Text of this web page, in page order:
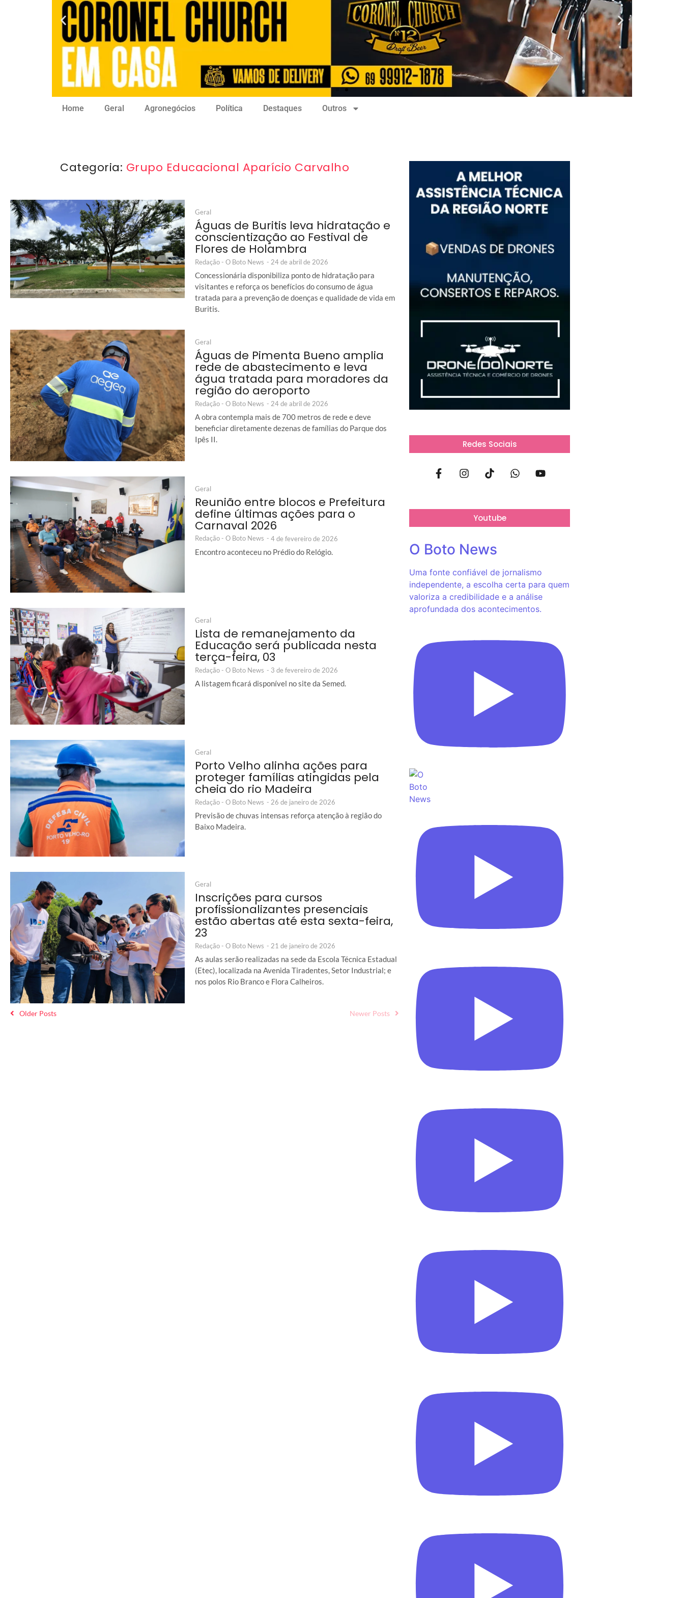
Home Geral Agronegócios Política Destaques Outros
Categoria: Grupo Educacional Aparício Carvalho
Geral
Águas de Buritis leva hidratação e
conscientização ao Festival de
Flores de Holambra
Redação - O Boto News - 24 de abril de 2026
Concessionária disponibiliza ponto de hidratação para
visitantes e reforça os benefícios do consumo de água
tratada para a prevenção de doenças e qualidade de vida em
Buritis.
Geral
Águas de Pimenta Bueno amplia
rede de abastecimento e leva
água tratada para moradores da
região do aeroporto
Redação - O Boto News - 24 de abril de 2026
A obra contempla mais de 700 metros de rede e deve
beneficiar diretamente dezenas de famílias do Parque dos
Ipês II.
Geral
Reunião entre blocos e Prefeitura
define últimas ações para o
Carnaval 2026
Redação - O Boto News - 4 de fevereiro de 2026
Encontro aconteceu no Prédio do Relógio.
Geral
Lista de remanejamento da
Educação será publicada nesta
terça-feira, 03
Redação - O Boto News - 3 de fevereiro de 2026
A listagem ficará disponível no site da Semed.
Geral
Porto Velho alinha ações para
proteger famílias atingidas pela
cheia do rio Madeira
Redação - O Boto News - 26 de janeiro de 2026
Previsão de chuvas intensas reforça atenção à região do
Baixo Madeira.
Geral
Inscrições para cursos
profissionalizantes presenciais
estão abertas até esta sexta-feira,
23
Redação - O Boto News - 21 de janeiro de 2026
As aulas serão realizadas na sede da Escola Técnica Estadual
(Etec), localizada na Avenida Tiradentes, Setor Industrial; e
nos polos Rio Branco e Flora Calheiros.
Older Posts Newer Posts
Redes Sociais
Youtube
O Boto News
Uma fonte confiável de jornalismo
independente, a escolha certa para quem
valoriza a credibilidade e a análise
aprofundada dos acontecimentos.